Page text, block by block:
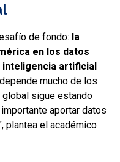
de fondo: la
en los datos
inteligencia artificial
mucho de los
sigue estando
aportar datos
plantea el académico